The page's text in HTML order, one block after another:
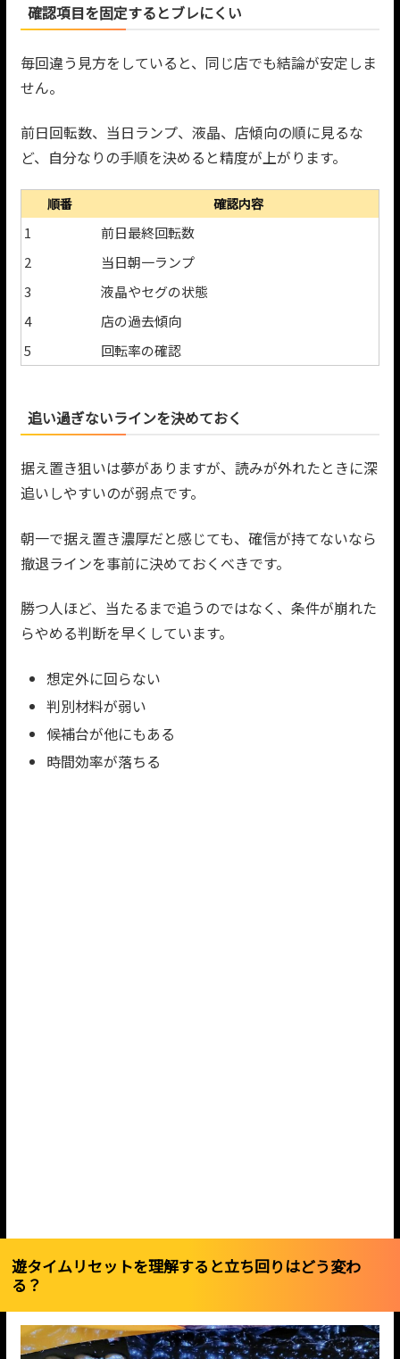
確認項目を固定するとブレにくい
毎回違う見方をしていると、同じ店でも結論が安定しま
せん。
前日回転数、当日ランプ、液晶、店傾向の順に見るな
ど、自分なりの手順を決めると精度が上がります。
順番 確認内容
1
前日最終回転数
2
当日朝一ランプ
3
液晶やセグの状態
4
店の過去傾向
5
回転率の確認
追い過ぎないラインを決めておく
据え置き狙いは夢がありますが、読みが外れたときに深
追いしやすいのが弱点です。
朝一で据え置き濃厚だと感じても、確信が持てないなら
撤退ラインを事前に決めておくべきです。
勝つ人ほど、当たるまで追うのではなく、条件が崩れた
らやめる判断を早くしています。
想定外に回らない
判別材料が弱い
候補台が他にもある
時間効率が落ちる
遊タイムリセットを理解すると立ち回りはどう変わ
る？